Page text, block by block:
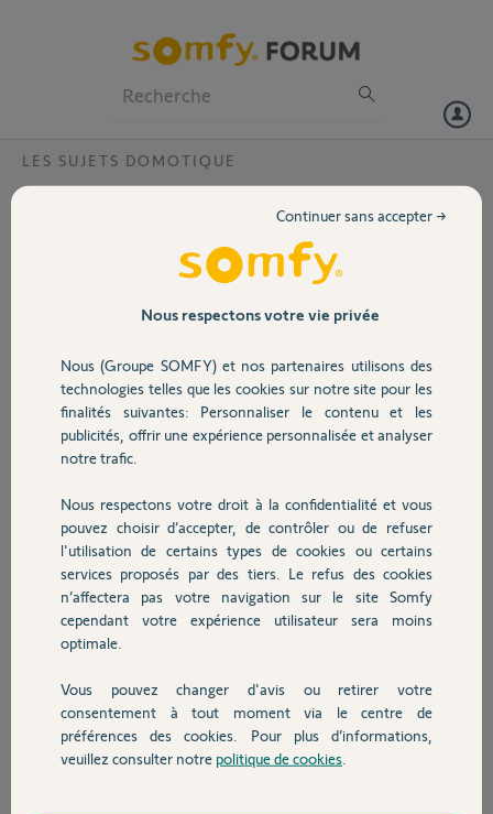
Volet
Sécurité
Domotique
Chauffage
Autres produits
Devis avec un pro
Contact
LES SUJETS DOMOTIQUE
Remise à zéro tahoma box V1
Bonjour, je souhaite remettre à zéro ma box tahoma V1 sans la
rendre inutilisable pour la donner à mon frère, j'ai remplis le
formulaire, j'ai bien reçu le mail qui me dit que ça se fera quand le
propriétaire aura donné son accord (donc moi) mais je n'ai rien reçu
me demandant mon accord.
Voici le code Pin de la box à réinitialiser : 0210 5641 5849
Merci d'avance :)
sylvain S.
Participer au fil de discussion
Réponses
Il faudra patienter semaine prochaine pour l'intervention d'un yellow.
Bonne journée,
Nous respectons votre vie privée
Nous (Groupe SOMFY) et nos partenaires utilisons des
technologies telles que les cookies sur notre site pour les
finalités suivantes: Personnaliser le contenu et les
publicités, offrir une expérience personnalisée et analyser
notre trafic.
Nous respectons votre droit à la confidentialité et vous
pouvez choisir d’accepter, de contrôler ou de refuser
l'utilisation de certains types de cookies ou certains
services proposés par des tiers. Le refus des cookies
n’affectera pas votre navigation sur le site Somfy
cependant votre expérience utilisateur sera moins
optimale.
Vous pouvez changer d'avis ou retirer votre
consentement à tout moment via le centre de
préférences des cookies. Pour plus d’informations,
veuillez consulter notre politique de cookies
Continuer sans accepter →